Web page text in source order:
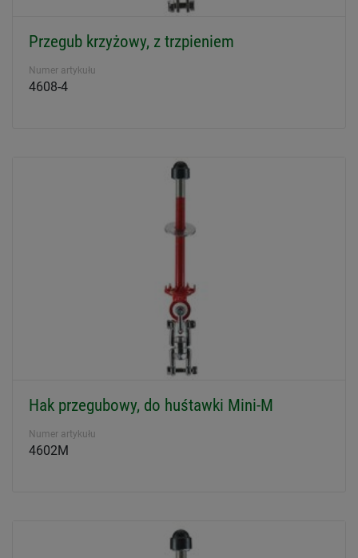
Przegub krzyżowy, z trzpieniem
Numer artykułu
4608-4
Hak przegubowy, do huśtawki Mini-M
Numer artykułu
4602M